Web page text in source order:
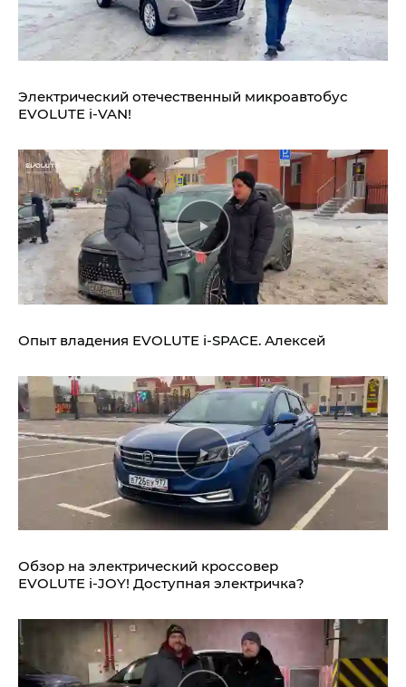
Электрический отечественный микроавтобус
EVOLUTE i‑VAN!
Опыт владения EVOLUTE i‑SPACE. Алексей
Обзор на электрический кроссовер
EVOLUTE i‑JOY! Доступная электричка?